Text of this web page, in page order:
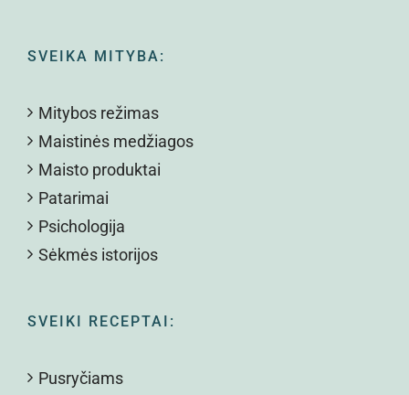
SVEIKA MITYBA:
Mitybos režimas
Maistinės medžiagos
Maisto produktai
Patarimai
Psichologija
Sėkmės istorijos
SVEIKI RECEPTAI:
Pusryčiams